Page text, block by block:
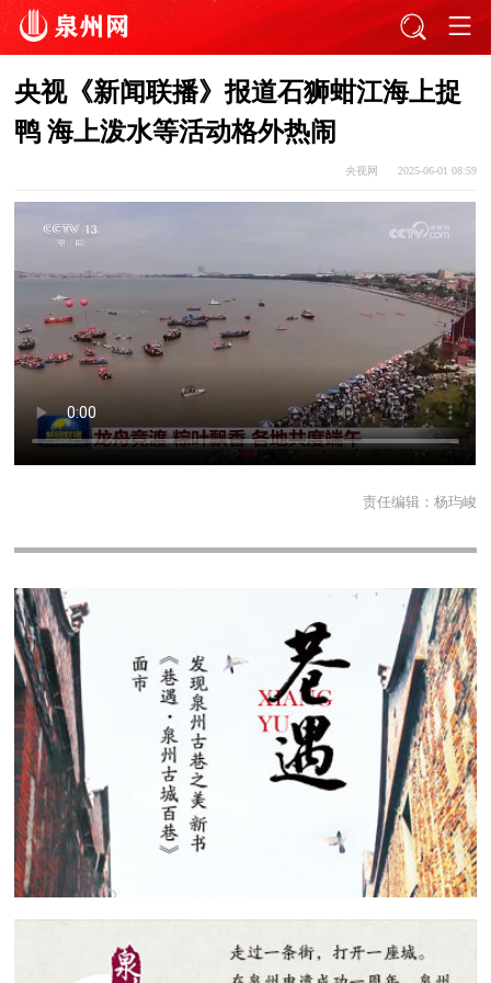
央视《新闻联播》报道石狮蚶江海上捉
鸭 海上泼水等活动格外热闹
央视网 2025-06-01 08:59
责任编辑： 杨玙峻